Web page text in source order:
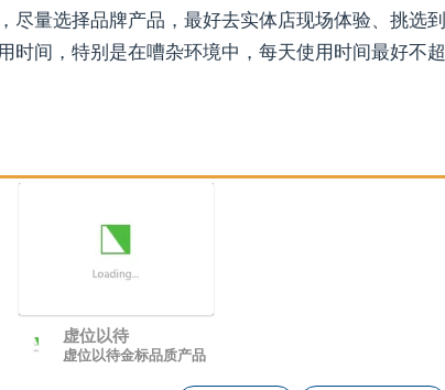
量选择品牌产品，最好去实体店现场体验、挑选到
时间，特别是在嘈杂环境中，每天使用时间最好不超
虚位以待
虚位以待金标品质产品